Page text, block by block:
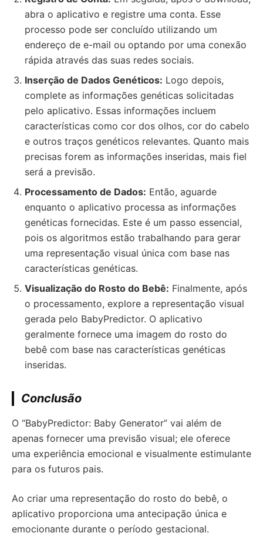
abra o aplicativo e registre uma conta. Esse
processo pode ser concluído utilizando um
endereço de e-mail ou optando por uma conexão
rápida através das suas redes sociais.
Inserção de Dados Genéticos: Logo depois,
complete as informações genéticas solicitadas
pelo aplicativo. Essas informações incluem
características como cor dos olhos, cor do cabelo
e outros traços genéticos relevantes. Quanto mais
precisas forem as informações inseridas, mais fiel
será a previsão.
Processamento de Dados: Então, aguarde
enquanto o aplicativo processa as informações
genéticas fornecidas. Este é um passo essencial,
pois os algoritmos estão trabalhando para gerar
uma representação visual única com base nas
características genéticas.
Visualização do Rosto do Bebê: Finalmente, após
o processamento, explore a representação visual
gerada pelo BabyPredictor. O aplicativo
geralmente fornece uma imagem do rosto do
bebê com base nas características genéticas
inseridas.
Conclusão
O “BabyPredictor: Baby Generator” vai além de
apenas fornecer uma previsão visual; ele oferece
uma experiência emocional e visualmente estimulante
para os futuros pais.
Ao criar uma representação do rosto do bebê, o
aplicativo proporciona uma antecipação única e
emocionante durante o período gestacional.